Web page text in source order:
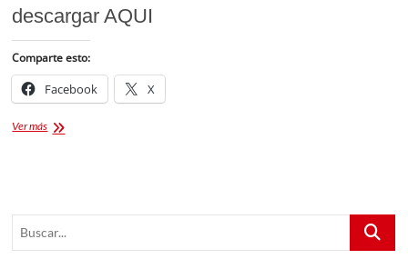
descargar AQUI
Comparte esto:
Facebook X
Ver másPrograma
Buscar...